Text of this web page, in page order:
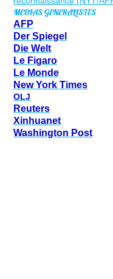
MEDIAS GENERALISTES
AFP
Der Spiegel
Die Welt
Le Figaro
Le Monde
New York Times
OLJ
Reuters
Xinhuanet
Washington Post